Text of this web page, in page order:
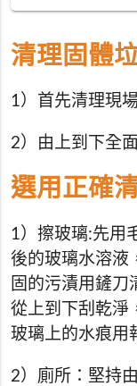
清理固體
1）首先清理現
2）由上到下全
選用正確
1）擦玻璃:先用
後的玻璃水溶液
固的污漬用鏟刀
從上到下刮乾淨
玻璃上的水痕用
2）廁所：堅持